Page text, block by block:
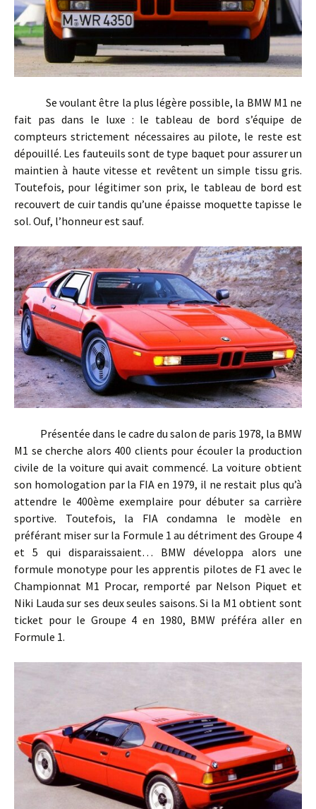
Se voulant être la plus légère possible, la BMW M1 ne
fait pas dans le luxe : le tableau de bord s’équipe de
compteurs strictement nécessaires au pilote, le reste est
dépouillé. Les fauteuils sont de type baquet pour assurer un
maintien à haute vitesse et revêtent un simple tissu gris.
Toutefois, pour légitimer son prix, le tableau de bord est
recouvert de cuir tandis qu’une épaisse moquette tapisse le
sol. Ouf, l’honneur est sauf.
Présentée dans le cadre du salon de paris 1978, la BMW
M1 se cherche alors 400 clients pour écouler la production
civile de la voiture qui avait commencé. La voiture obtient
son homologation par la FIA en 1979, il ne restait plus qu’à
attendre le 400ème exemplaire pour débuter sa carrière
sportive. Toutefois, la FIA condamna le modèle en
préférant miser sur la Formule 1 au détriment des Groupe 4
et 5 qui disparaissaient… BMW développa alors une
formule monotype pour les apprentis pilotes de F1 avec le
Championnat M1 Procar, remporté par Nelson Piquet et
Niki Lauda sur ses deux seules saisons. Si la M1 obtient sont
ticket pour le Groupe 4 en 1980, BMW préféra aller en
Formule 1.